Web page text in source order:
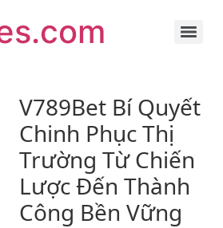
V789Bet Bí Quyết
Chinh Phục Thị
Trường Từ Chiến
Lược Đến Thành
Công Bền Vững